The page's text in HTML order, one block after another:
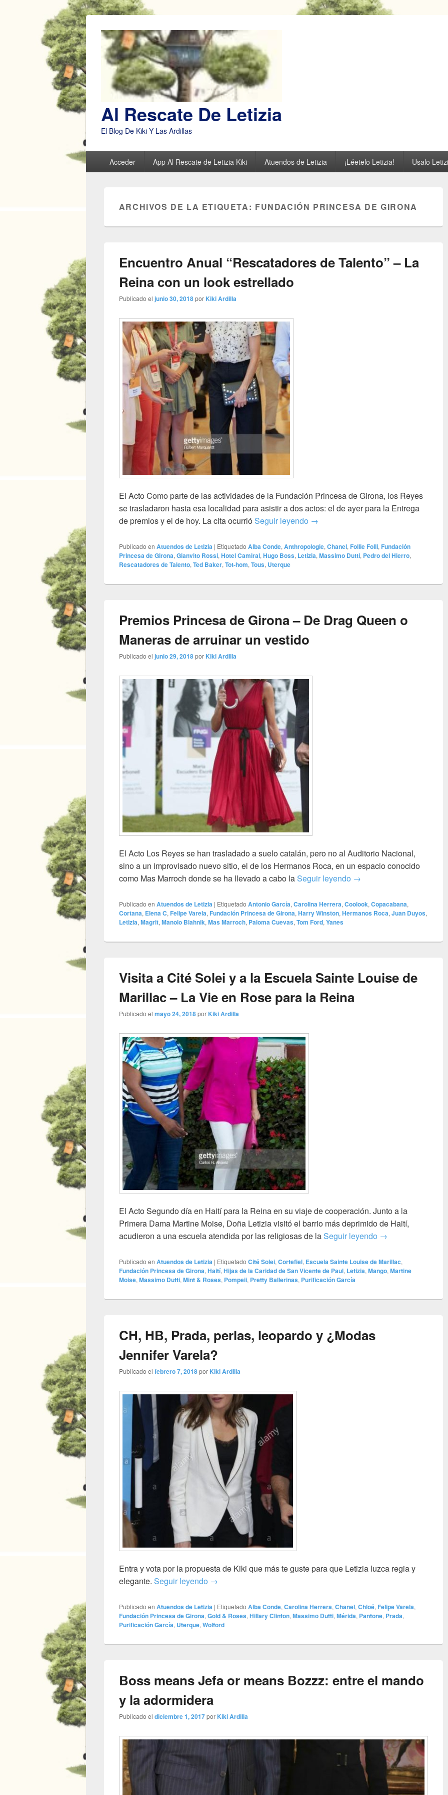
Al Rescate De Letizia
El Blog De Kiki Y Las Ardillas
Menú
principalAcceder App Al Rescate de Letizia Kiki Atuendos de Letizia ¡Léetelo Letizia! Usalo
ARCHIVOS DE LA ETIQUETA: FUNDACIÓN PRINCESA DE GIRONA
Encuentro Anual “Rescatadores de Talento” – La
Reina con un look estrellado
Publicado el junio 30, 2018por Kiki Ardilla
El Acto Como parte de las actividades de la Fundación Princesa de Girona, los Reyes
se trasladaron hasta esa localidad para asistir a dos actos: el de ayer para la Entrega
de premios y el de hoy. La cita ocurrióSeguir leyendo Encuentro Anual “Rescatadores de
→
Publicado en Atuendos de Letizia | Etiquetado Alba Conde, Anthropologie, Chanel, Follie Folli, Fundación
Princesa de Girona, Gianvito Rossi, Hotel Camiral, Hugo Boss, Letizia, Massimo Dutti, Pedro del Hierro,
Rescatadores de Talento, Ted Baker, Tot-hom, Tous, Uterque
Premios Princesa de Girona – De Drag Queen o
Maneras de arruinar un vestido
Publicado el junio 29, 2018por Kiki Ardilla
El Acto Los Reyes se han trasladado a suelo catalán, pero no al Auditorio Nacional,
sino a un improvisado nuevo sitio, el de los Hermanos Roca, en un espacio conocido
como Mas Marroch donde se ha llevado a cabo laSeguir leyendo Premios Princesa de
→
Publicado en Atuendos de Letizia | Etiquetado Antonio García, Carolina Herrera, Coolook, Copacabana,
Cortana, Elena C, Felipe Varela, Fundación Princesa de Girona, Harry Winston, Hermanos Roca, Juan Duyos,
Letizia, Magrit, Manolo Blahnik, Mas Marroch, Paloma Cuevas, Tom Ford, Yanes
Visita a Cité Solei y a la Escuela Sainte Louise de
Marillac – La Vie en Rose para la Reina
Publicado el mayo 24, 2018por Kiki Ardilla
El Acto Segundo día en Haití para la Reina en su viaje de cooperación. Junto a la
Primera Dama Martine Moise, Doña Letizia visitó el barrio más deprimido de Haití,
acudieron a una escuela atendida por las religiosas de laSeguir leyendo Visita a Cité Solei
→
Publicado en Atuendos de Letizia | Etiquetado Cité Solei, Cortefiel, Escuela Sainte Louise de Marillac,
Fundación Princesa de Girona, Haití, Hijas de la Caridad de San Vicente de Paul, Letizia, Mango, Martine
Moise, Massimo Dutti, Mint & Roses, Pompeii, Pretty Ballerinas, Purificación García
CH, HB, Prada, perlas, leopardo y ¿Modas
Jennifer Varela?
Publicado el febrero 7, 2018por Kiki Ardilla
Entra y vota por la propuesta de Kiki que más te guste para que Letizia luzca regia y
elegante. Seguir leyendo CH, HB, Prada, perlas, leopardo y ¿Modas Jennifer Varela?
→
Publicado en Atuendos de Letizia | Etiquetado Alba Conde, Carolina Herrera, Chanel, Chloé, Felipe Varela,
Fundación Princesa de Girona, Gold & Roses, Hillary Clinton, Massimo Dutti, Mérida, Pantone, Prada,
Purificación García, Uterque, Wolford
Boss means Jefa or means Bozzz: entre el mando
y la adormidera
Publicado el diciembre 1, 2017por Kiki Ardilla